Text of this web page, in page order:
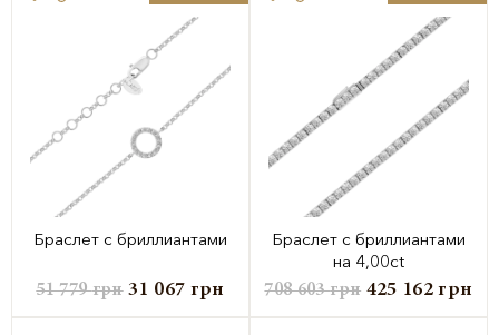
Браслет с бриллиантами
51 779грн 31 067 грн
Браслет с бриллиантами
на 4,00ct
708 603грн 425 162грн